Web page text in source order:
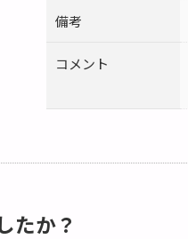
備考
コメント
たか？